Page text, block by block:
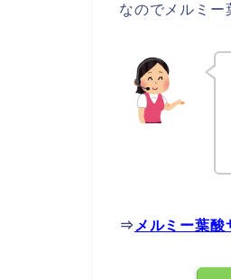
なのでメルミー
⇒ メルミー葉